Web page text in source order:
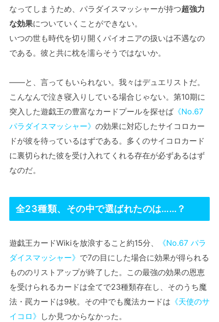
なってしまうため、パラダイスマッシャーが持つ超強力
な効果についていくことができない。
いつの世も時代を切り開くパイオニアの扱いは不遇なの
である。彼と共に枕を濡らそうではないか。
――と、言ってもいられない。我々はデュエリストだ。
こんなんで泣き寝入りしている場合じゃない。第10期に
突入した遊戯王の豊富なカードプールを探せば 《No.67
パラダイスマッシャー》 の効果に対応したサイコロカー
ドが彼を待っているはずである。多くのサイコロカード
に裏切られた彼を受け入れてくれる存在が必ずあるはず
なのだ。
全23種類、その中で選ばれたのは……？
遊戯王カードWikiを放浪すること約15分、
《No.67 パラ
ダイスマッシャー》 で7の目にした場合に効果が得られる
もののリストアップが終了した。この最強の効果の恩恵
を受けられるカードは全てで23種類存在し、そのうち魔
法・罠カードは9枚。その中でも魔法カードは 《天使のサ
イコロ》 しか見つからなかった。